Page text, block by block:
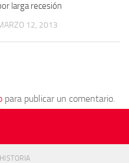
larga recesión
12, 2013
para publicar un comentario.